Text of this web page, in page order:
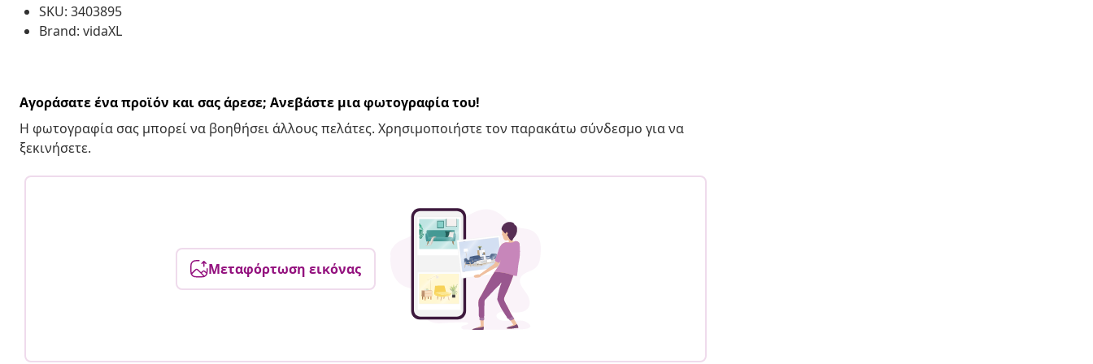
SKU: 3403895
Brand: vidaXL
Αγοράσατε ένα προϊόν και σας άρεσε; Ανεβάστε μια φωτογραφία του!
Η φωτογραφία σας μπορεί να βοηθήσει άλλους πελάτες. Χρησιμοποιήστε τον παρακάτω σύνδεσμο για να
ξεκινήσετε.
Μεταφόρτωση εικόνας